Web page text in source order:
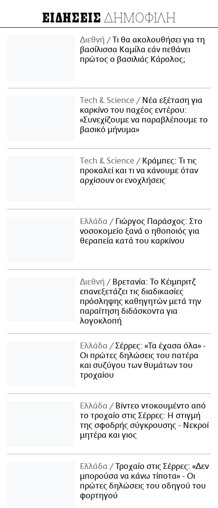
ΕΙΔΗΣΕΙΣ ΔΗΜΟΦΙΛΗ
Διεθνή
Τι θα ακολουθήσει για τη
βασίλισσα Καμίλα εάν πεθάνει
πρώτος ο βασιλιάς Κάρολος;
Τech & Science
Νέα εξέταση για
καρκίνο του παχέος εντέρου:
«Συνεχίζουμε να παραβλέπουμε το
βασικό μήνυμα»
Τech & Science
Κράμπες: Τι τις
προκαλεί και τι να κάνουμε όταν
αρχίσουν οι ενοχλήσεις
Ελλάδα
Γιώργος Παράσχος: Στο
νοσοκομείο ξανά ο ηθοποιός για
θεραπεία κατά του καρκίνου
Διεθνή
Βρετανία: Το Κέιμπριτζ
επανεξετάζει τις διαδικασίες
πρόσληψης καθηγητών μετά την
παραίτηση διδάσκοντα για
λογοκλοπή
Ελλάδα
Σέρρες: «Τα έχασα όλα» -
Οι πρώτες δηλώσεις του πατέρα
και συζύγου των θυμάτων του
τροχαίου
Ελλάδα
Βίντεο ντοκουμέντο από
το τροχαίο στις Σέρρες: Η στιγμή
της σφοδρής σύγκρουσης - Νεκροί
μητέρα και γιος
Ελλάδα
Τροχαίο στις Σέρρες: «Δεν
μπορούσα να κάνω τίποτα» - Οι
πρώτες δηλώσεις του οδηγού του
φορτηγού